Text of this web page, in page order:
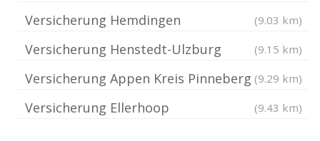
Versicherung Hemdingen (9.03 km)
Versicherung Henstedt-Ulzburg (9.15 km)
Versicherung Appen Kreis Pinneberg (9.29 km)
Versicherung Ellerhoop (9.43 km)